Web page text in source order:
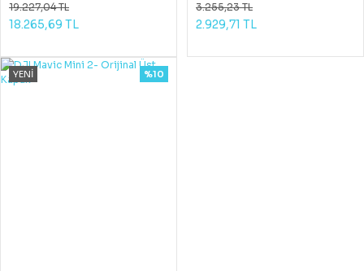
19.227,04 TL
18.265,69 TL
3.255,23 TL
2.929,71 TL
YENİ %10